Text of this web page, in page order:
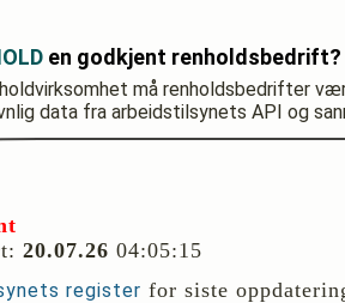
en godkjent renholdsbedrift?
må renholdsbedrifter
data fra arbeidstilsynets API og
20.07.26 04:05:15
register for siste